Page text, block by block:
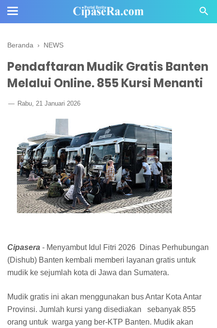
Beranda › NEWS
Pendaftaran Mudik Gratis Banten
Melalui Online. 855 Kursi Menanti
Rabu, 21 Januari 2026
Cipasera - Menyambut Idul Fitri 2026 Dinas Perhubungan
(Dishub) Banten kembali memberi layanan gratis untuk
mudik ke sejumlah kota di Jawa dan Sumatera.
Mudik gratis ini akan menggunakan bus Antar Kota Antar
Provinsi. Jumlah kursi yang disediakan sebanyak 855
orang untuk warga yang ber-KTP Banten. Mudik akan